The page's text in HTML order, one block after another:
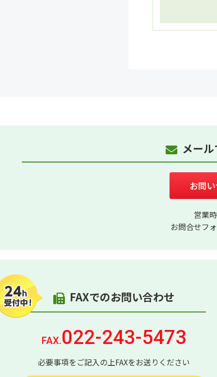
メー
お問
営業
お問合せフ
FAXでのお問い合わせ
FAX.022-243-5473
必要事項をご記入の上FAXをお送りください